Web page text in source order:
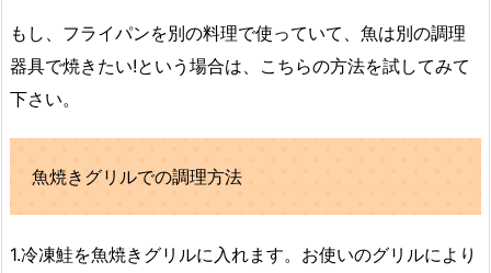
もし、フライパンを別の料理で使っていて、魚は別の調理
器具で焼きたい!という場合は、こちらの方法を試してみて
下さい。
魚焼きグリルでの調理方法
1.冷凍鮭を魚焼きグリルに入れます。お使いのグリルにより